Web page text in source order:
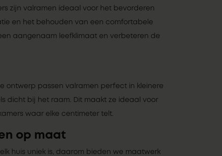
zijn valramen ideaal voor het bevorderen
en het behouden van een comfortabele
aangenaam leefklimaat en verbeteren de
ontwerp passen valramen perfect in kleinere
dicht bij het raam. Dit maakt ze ideaal voor
waar elke centimeter telt.
op maat
huis uniek is, daarom bieden we maatwerk